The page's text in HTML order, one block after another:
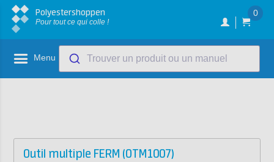
Polyestershoppen
Pour tout ce qui colle !
0
Menu Trouver un produit ou un manuel
Outil multiple FERM (OTM1007)